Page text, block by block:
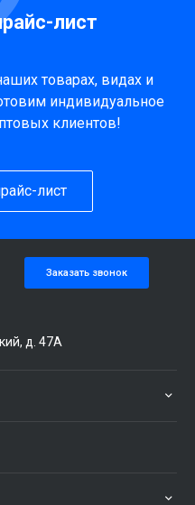
лист
товарах, видах и
индивидуальное
клиентов!
лист
Заказать звонок
д. 47А